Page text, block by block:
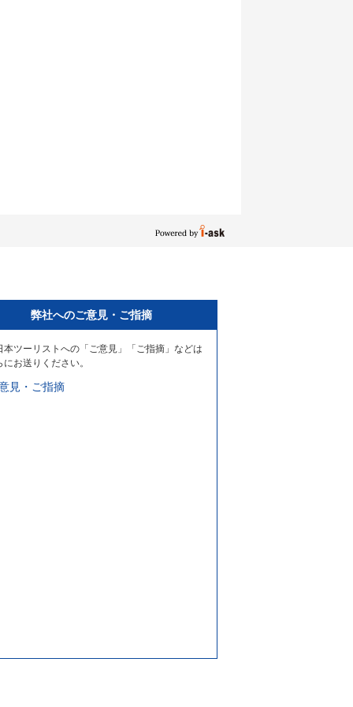
弊社へのご意見・ご指摘
本ツーリストへの「ご意見」「ご指摘」などは
にお送りください。
見・ご指摘